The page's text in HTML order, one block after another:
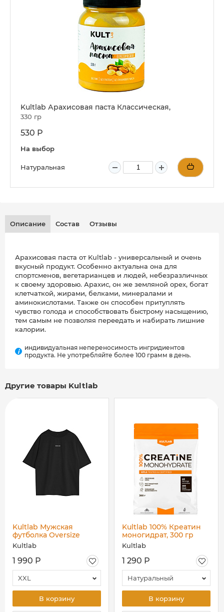
Kultlab Арахисовая паста Классическая,
330 гр
530 Р
На выбор
Натуральная
Описание Состав Отзывы
Арахисовая паста от Kultlab - универсальный и очень
вкусный продукт. Особенно актуальна она для
спортсменов, вегетарианцев и людей, небезразличных
к своему здоровью. Арахис, он же земляной орех, богат
клетчаткой, жирами, белками, минералами и
аминокислотами. Также он способен притуплять
чувство голода и способствовать быстрому насыщению,
тем самым не позволяя переедать и набирать лишние
калории.
i
индивидуальная непереносимость ингридиентов
продукта. Не употребляйте более 100 грамм в день.
Другие товары Kultlab
Kultlab Мужская
футболка Oversize
Merch, тёмный графит
- белый кракелюр
Kultlab
1 990 Р
XXL
В корзину
Kultlab 100% Креатин
моногидрат, 300 гр
Kultlab
1 290 Р
Натуральный
В корзину